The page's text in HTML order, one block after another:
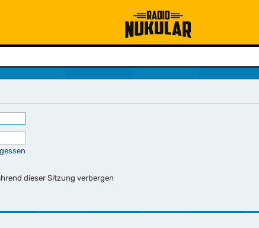
dieser Sitzung verbergen